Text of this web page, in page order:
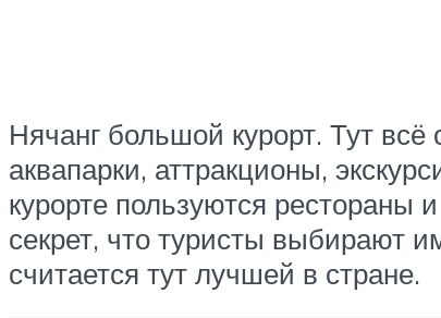
Нячанг большой курорт. Тут
аквапарки, аттракционы,
курорте пользуются рестораны
секрет, что туристы выбирают
считается тут лучшей в стране.